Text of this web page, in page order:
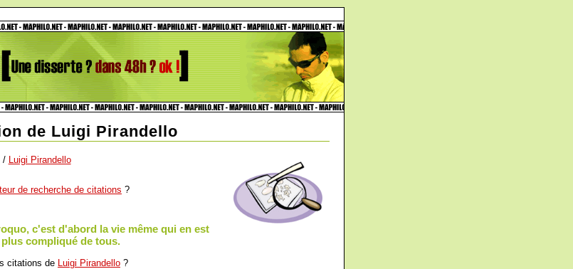
de Luigi Pirandello
/ Luigi Pirandello
de recherche de citations ?
c'est d'abord la vie même qui en est
plus compliqué de tous.
citations de Luigi Pirandello ?